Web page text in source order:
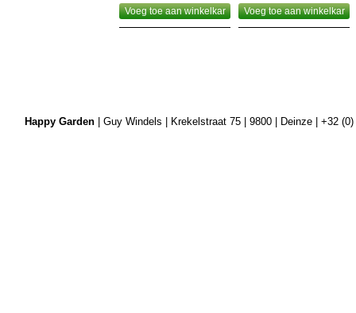
Voeg toe aan winkelkar Voeg toe aan winkelkar
Happy Garden| Guy Windels | Krekelstraat 75 | 9800 | Deinze | +32